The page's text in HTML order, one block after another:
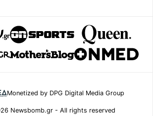
Monetized by DPG Digital Media Group
Newsbomb.gr - All rights reserved